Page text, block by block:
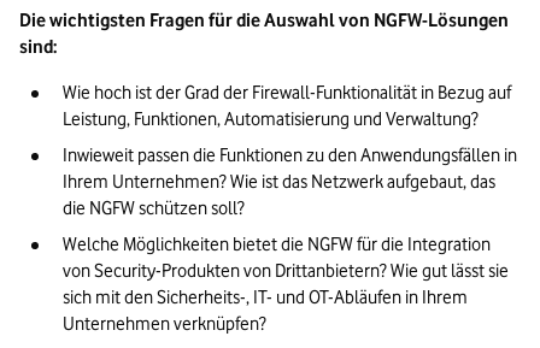
Die wichtigsten Fragen für die Auswahl von NGFW-Lösungen
sind:
Wie hoch ist der Grad der Firewall-Funktionalität in Bezug auf
Leistung, Funktionen, Automatisierung und Verwaltung?
Inwieweit passen die Funktionen zu den Anwendungsfällen in
Ihrem Unternehmen? Wie ist das Netzwerk aufgebaut, das
die NGFW schützen soll?
Welche Möglichkeiten bietet die NGFW für die Integration
von Security-Produkten von Drittanbietern? Wie gut lässt sie
sich mit den Sicherheits-, IT- und OT-Abläufen in Ihrem
Unternehmen verknüpfen?